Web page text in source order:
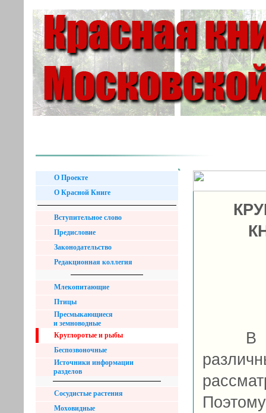
О Проекте
О Красной Книге
Вступительное слово
Предисловие
Законодательство
Редакционная коллегия
Млекопитающие
Птицы
Пресмыкающиеся
и земноводные
Круглоротые и рыбы
Беспозвоночные
Источники информации
разделов
Сосудистые растения
Моховидные
В